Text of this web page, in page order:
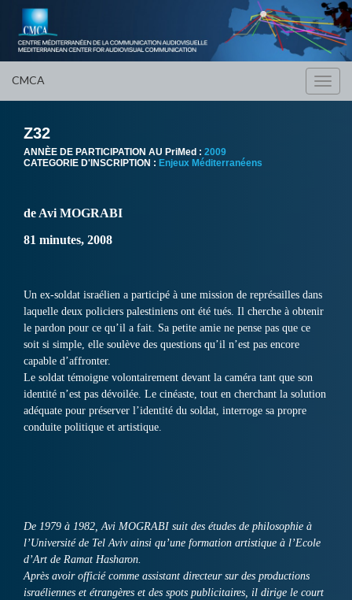
CMCA
Z32
ANNÈE DE PARTICIPATION AU PriMed : 2009
CATEGORIE D'INSCRIPTION : Enjeux Méditerranéens
de Avi MOGRABI
81 minutes, 2008
Un ex-soldat israélien a participé à une mission de représailles dans
laquelle deux policiers palestiniens ont été tués. Il cherche à obtenir
le pardon pour ce qu’il a fait. Sa petite amie ne pense pas que ce
soit si simple, elle soulève des questions qu’il n’est pas encore
capable d’affronter.
Le soldat témoigne volontairement devant la caméra tant que son
identité n’est pas dévoilée. Le cinéaste, tout en cherchant la solution
adéquate pour préserver l’identité du soldat, interroge sa propre
conduite politique et artistique.
De 1979 à 1982, Avi MOGRABI suit des études de philosophie à
l’Université de Tel Aviv ainsi qu’une formation artistique à l’Ecole
d’Art de Ramat Hasharon.
Après avoir officié comme assistant directeur sur des productions
israéliennes et étrangères et des spots publicitaires, il dirige le court